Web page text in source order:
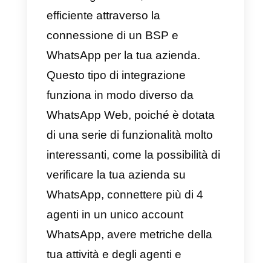
milioni di utenti in tutto il mondo.
Va notato che funziona solo per
uso personale poiché, se si
desidera servire i clienti o
tramite WhatsApp, la funzionalità
presenta diversi svantaggi in
termini di strumenti e funzionalità
personalizzate per questo tipo di
lavoro.
Riguardo alla seconda domanda.